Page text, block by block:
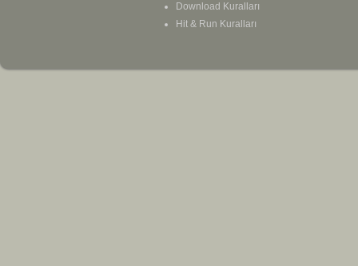
Download Kuralları
Hit & Run Kuralları